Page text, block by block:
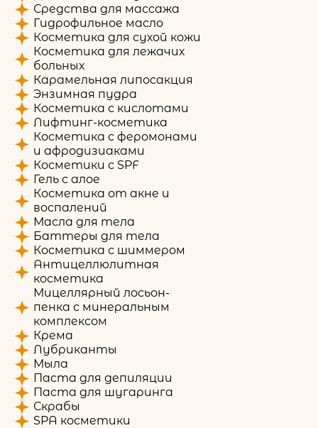
Средства для массажа
Гидрофильное масло
Косметика для сухой кожи
Косметика для лежачих
больных
Карамельная липосакция
Энзимная пудра
Косметика с кислотами
Лифтинг-косметика
Косметика с феромонами
и афродизиаками
Косметики с SPF
Гель с алое
Косметика от акне и
воспалений
Масла для тела
Баттеры для тела
Косметика с шиммером
Антицеллюлитная
косметика
Мицеллярный лосьон-
пенка с минеральным
комплексом
Крема
Лубриканты
Мыла
Паста для депиляции
Паста для шугаринга
Скрабы
SPA косметики